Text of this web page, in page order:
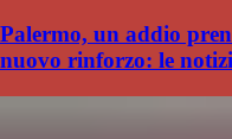
Palermo, un addio
nuovo rinforzo: le